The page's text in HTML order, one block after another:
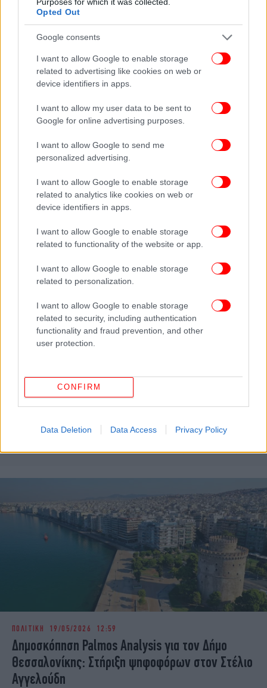
Opted Out
Google consents
I want to allow Google to enable storage
related to advertising like cookies on web or
device identifiers in apps.
I want to allow my user data to be sent to
Google for online advertising purposes.
I want to allow Google to send me
personalized advertising.
I want to allow Google to enable storage
related to analytics like cookies on web or
device identifiers in apps.
I want to allow Google to enable storage
related to functionality of the website or app.
I want to allow Google to enable storage
related to personalization.
I want to allow Google to enable storage
related to security, including authentication
functionality and fraud prevention, and other
user protection.
CONFIRM
Data Deletion Data Access Privacy Policy
ΕΛΛΑΔΑ 03/06/2026 14:01
Νέο δημοτικό κολυμβητήριο αποκτά ο Δήμος
Θεσσαλονίκης
ΕΛΛΑΔΑ 29/05/2026 14:20
Ο δήμαρχος Θεσσαλονίκης ευχήθηκε καλή
επιτυχία για τις Πανελλαδικές και θυμάται το
ΠΟΛΙΤΙΚΗ 19/05/2026 12:59
Δημοσκόπηση Palmos Analysis για τον Δήμο
Θεσσαλονίκης: Στήριξη ψηφοφόρων στον Στέλιο
Αγγελούδη